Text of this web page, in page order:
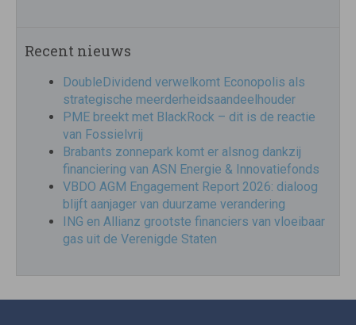
Recent nieuws
DoubleDividend verwelkomt Econopolis als
strategische meerderheidsaandeelhouder
PME breekt met BlackRock – dit is de reactie
van Fossielvrij
Brabants zonnepark komt er alsnog dankzij
financiering van ASN Energie & Innovatiefonds
VBDO AGM Engagement Report 2026: dialoog
blijft aanjager van duurzame verandering
ING en Allianz grootste financiers van vloeibaar
gas uit de Verenigde Staten